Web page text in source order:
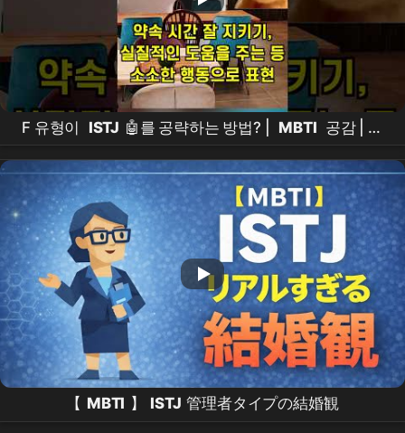
F 유형이 ISTJ 🤖를 공략하는 방법? | MBTI 공감 | 잇
티제월드
【 MBTI 】 ISTJ 管理者タイプの結婚観